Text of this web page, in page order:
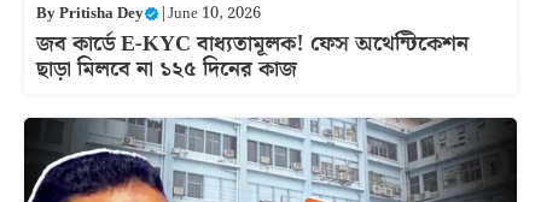
ByPritisha Dey |June 10, 2026
জব কার্ডে E-KYC বাধ্যতামূলক! ফেস অথেন্টিকেশন
ছাড়া মিলবে না ১২৫ দিনের কাজ